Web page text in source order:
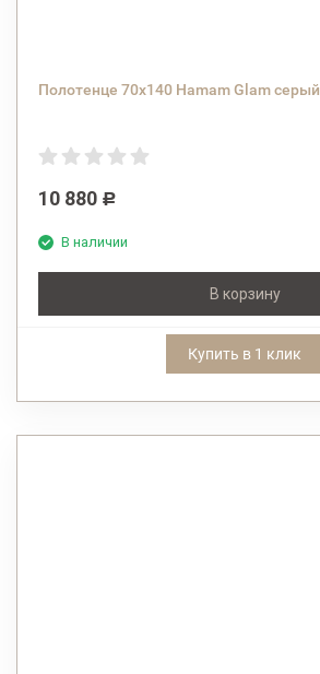
Полотенце 70х140 Hamam Glam серый
10 880 Р
В наличии
В корзину
Купить в 1 клик